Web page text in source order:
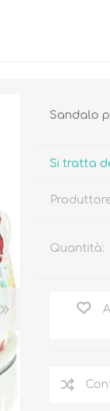
Sandalo
Si tratta
Quantità: